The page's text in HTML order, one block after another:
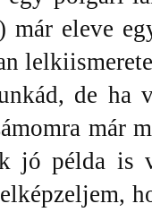
már eleve
de ha
már
jó példa is